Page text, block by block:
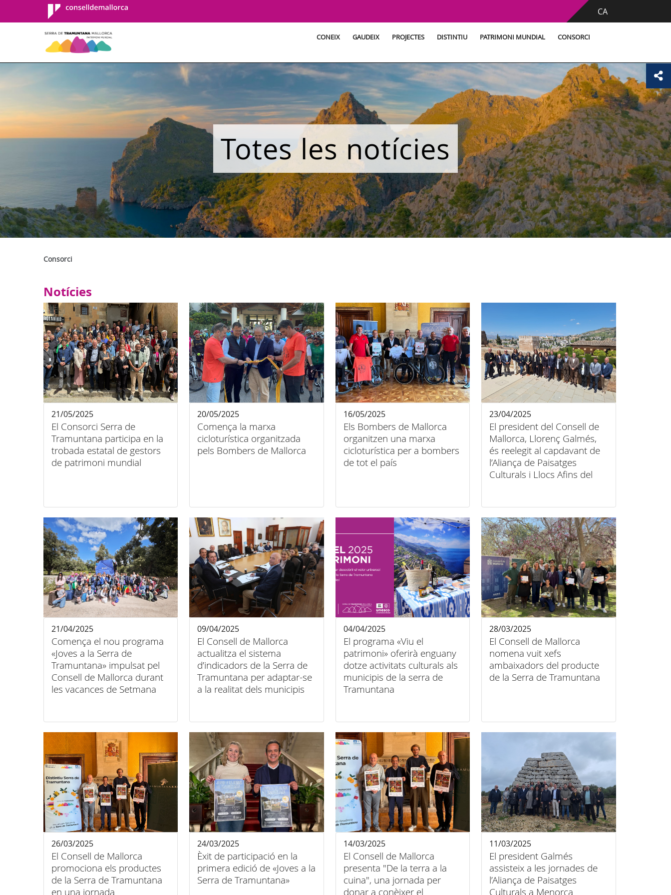
Consell de
Mallorca
CA
CONEIX GAUDEIX PROJECTES DISTINTIU PATRIMONI MUNDIAL CONSORCI
Totes les notícies
Consorci
Notícies
El Consorci Serra de
Tramuntana participa en la
trobada estatal de gestors
de patrimoni mundial
21/05/2025
Comença la marxa
cicloturística organitzada
pels Bombers de Mallorca
20/05/2025
Els Bombers de Mallorca
organitzen una marxa
cicloturística per a bombers
de tot el país
16/05/2025
El president del Consell de
Mallorca, Llorenç Galmés,
és reelegit al capdavant de
l’Aliança de Paisatges
Culturals i Llocs Afins del
23/04/2025
Comença el nou programa
«Joves a la Serra de
Tramuntana» impulsat pel
Consell de Mallorca durant
les vacances de Setmana
21/04/2025
El Consell de Mallorca
actualitza el sistema
d’indicadors de la Serra de
Tramuntana per adaptar-se
a la realitat dels municipis
09/04/2025
El programa «Viu el
patrimoni» oferirà enguany
dotze activitats culturals als
municipis de la serra de
Tramuntana
04/04/2025
El Consell de Mallorca
nomena vuit xefs
ambaixadors del producte
de la Serra de Tramuntana
28/03/2025
El Consell de Mallorca
promociona els productes
de la Serra de Tramuntana
en una jornada
26/03/2025
Èxit de participació en la
primera edició de «Joves a la
Serra de Tramuntana»
24/03/2025
El Consell de Mallorca
presenta "De la terra a la
cuina", una jornada per
donar a conèixer el
14/03/2025
El president Galmés
assisteix a les jornades de
l’Aliança de Paisatges
Culturals a Menorca
11/03/2025